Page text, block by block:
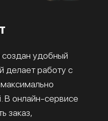
удобный
делает работу с
В онлайн-сервисе
заказ,